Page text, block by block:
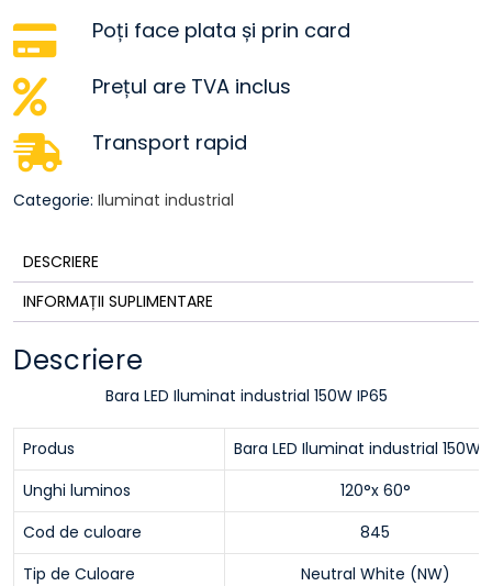
Poți face plata și prin card
Prețul are TVA inclus
Transport rapid
Categorie: Iluminat industrial
DESCRIERE
INFORMAȚII SUPLIMENTARE
Descriere
Bara LED Iluminat industrial 150W IP65
Produs
Bara LED Iluminat industrial 150W
Unghi luminos
120°x 60°
Cod de culoare
845
Tip de Culoare
Neutral White (NW)